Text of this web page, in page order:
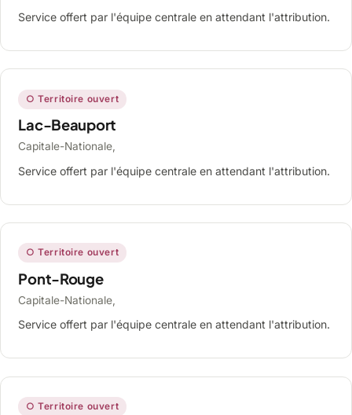
Service offert par l'équipe centrale en attendant l'attribution.
○ Territoire ouvert
Lac-Beauport
Capitale-Nationale,
Service offert par l'équipe centrale en attendant l'attribution.
○ Territoire ouvert
Pont-Rouge
Capitale-Nationale,
Service offert par l'équipe centrale en attendant l'attribution.
○ Territoire ouvert